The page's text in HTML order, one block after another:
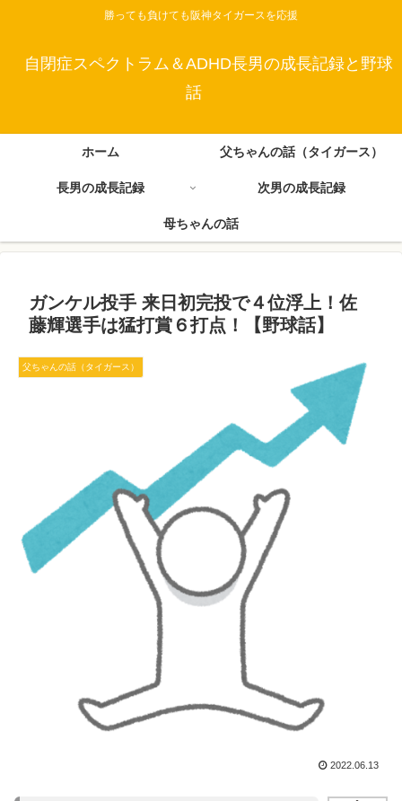
勝っても負けても阪神タイガースを応援
自閉症スペクトラム＆ADHD長男の成長記録と野球
話
ホーム 父ちゃんの話（タイガース）
長男の成長記録 次男の成長記録
母ちゃんの話
ガンケル投手 来日初完投で４位浮上！佐
藤輝選手は猛打賞６打点！【野球話】
父ちゃんの話（タイガース）
2022.06.13